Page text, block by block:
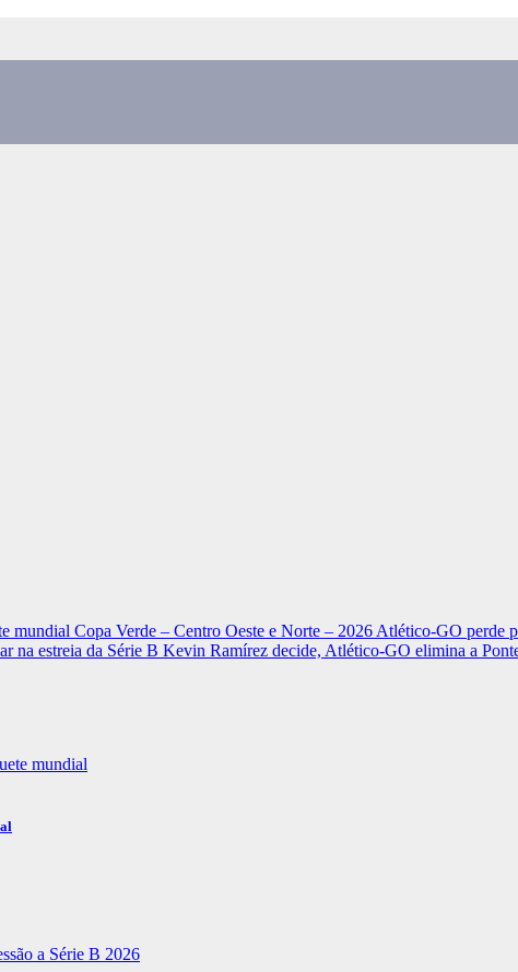
mundial Copa Verde – Centro Oeste e Norte – 2026 Atlético-GO perde
na estreia da Série B Kevin Ramírez decide, Atlético-GO elimina a